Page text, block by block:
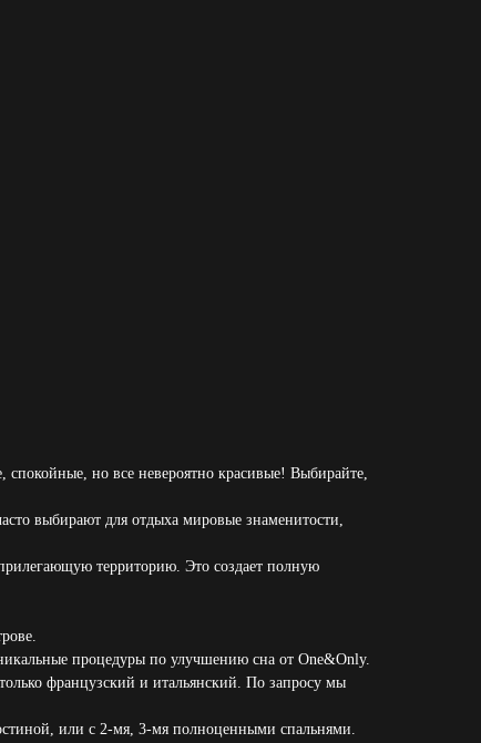
но все невероятно красивые! Выбирайте,
выбирают для отдыха мировые знаменитости,
территорию. Это создает полную
процедуры по улучшению сна от One&Only.
французский и итальянский. По запросу мы
или с 2-мя, 3-мя полноценными спальнями.